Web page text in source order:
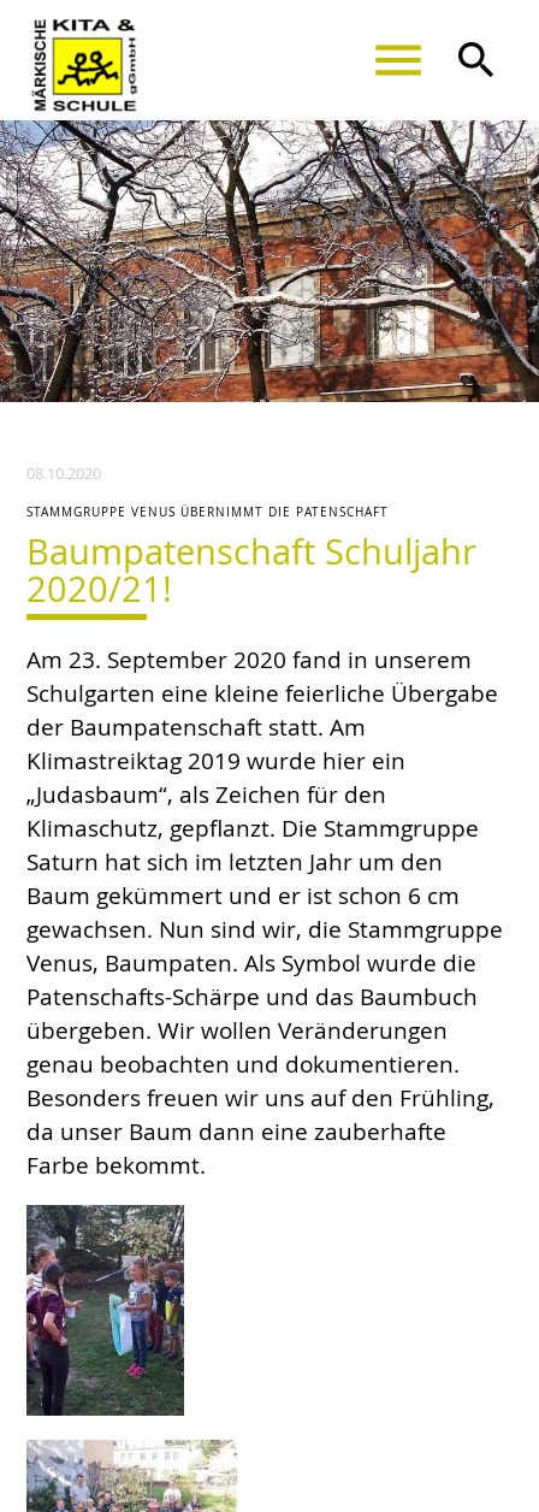
menu search
Suchbegriffe SUCHEN
08.10.2020
STAMMGRUPPE VENUS ÜBERNIMMT DIE PATENSCHAFT
Baumpatenschaft Schuljahr
2020/21!
Am 23. September 2020 fand in unserem
Schulgarten eine kleine feierliche Übergabe
der Baumpatenschaft statt. Am
Klimastreiktag 2019 wurde hier ein
„Judasbaum“, als Zeichen für den
Klimaschutz, gepflanzt. Die Stammgruppe
Saturn hat sich im letzten Jahr um den
Baum gekümmert und er ist schon 6 cm
gewachsen. Nun sind wir, die Stammgruppe
Venus, Baumpaten. Als Symbol wurde die
Patenschafts-Schärpe und das Baumbuch
übergeben. Wir wollen Veränderungen
genau beobachten und dokumentieren.
Besonders freuen wir uns auf den Frühling,
da unser Baum dann eine zauberhafte
Farbe bekommt.